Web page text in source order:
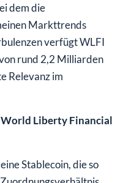
dem die
Markttrends
verfügt WLFI
rund 2,2 Milliarden
Relevanz im
Liberty Financial
Stablecoin, die so